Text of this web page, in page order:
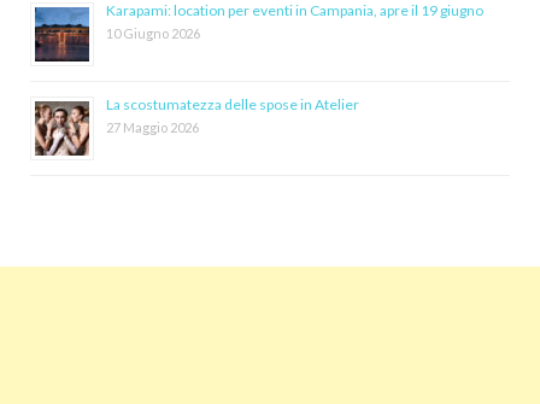
Karapami: location per eventi in Campania, apre il 19 giugno
10 Giugno 2026
La scostumatezza delle spose in Atelier
27 Maggio 2026